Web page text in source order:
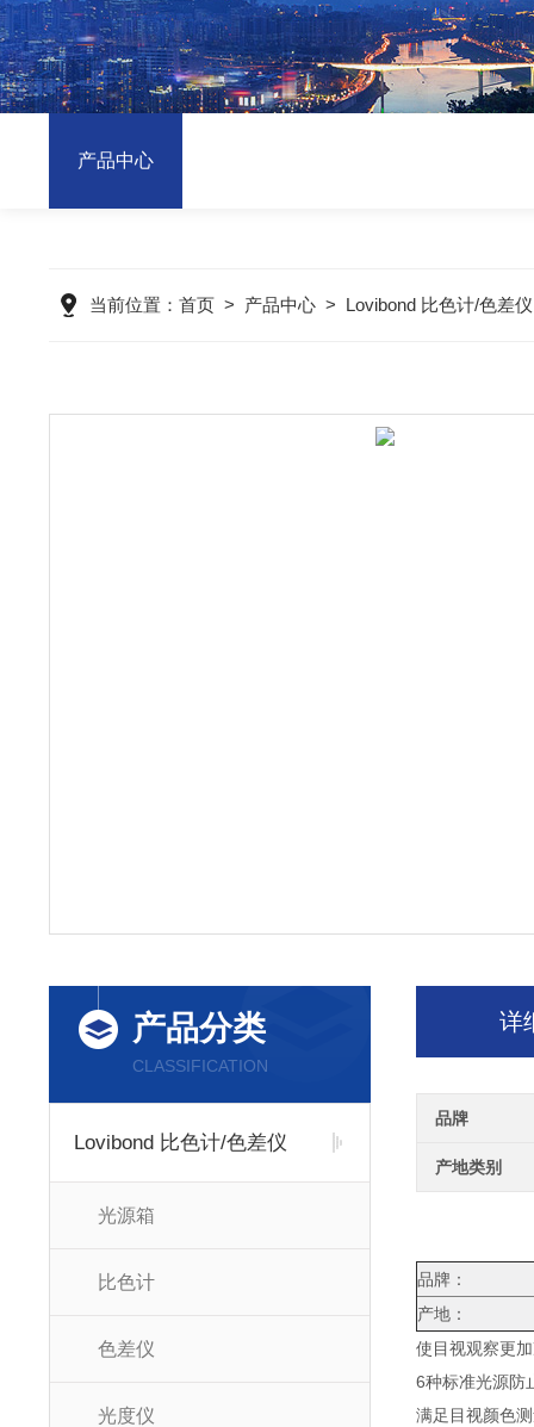
产品中心
当前位置： 首页> 产品中心> Lovibond 比色计/色差仪
产品分类
CLASSIFICATION
Lovibond 比色计/色差仪
光源箱
比色计
色差仪
光度仪
详
品牌
产地类别
品牌：
产地：
使目视观察更
6种标准光源防
满足目视颜色